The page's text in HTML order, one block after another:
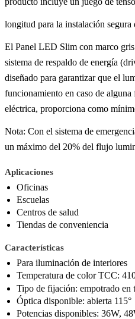
longitud para la instalación
El Panel LED Slim con marco
sistema de respaldo de energía
diseñado para garantizar que el
funcionamiento en caso de
eléctrica, proporciona como
Nota: Con el sistema de
un máximo del 20% del flujo
Aplicaciones
Oficinas
Escuelas
Centros de salud
Tiendas de conveniencia
Características
Para iluminación de interiores
Temperatura de color TCC:
Tipo de fijación: empotrado en
Óptica disponible: abierta 115°
Potencias disponibles: 36W,